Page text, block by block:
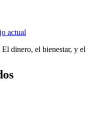
actual
dinero, el bienestar, y el